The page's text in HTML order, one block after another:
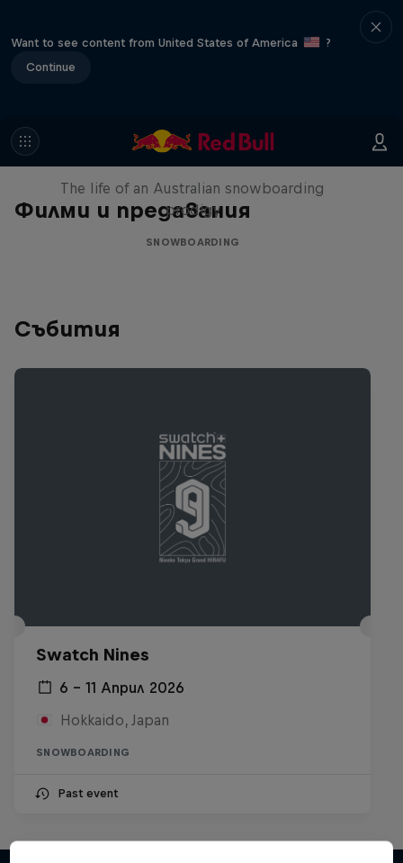
Want to see content from United States of America
?
Continue
Филми и предавания
Volare: Valentino Guseli
The life of an Australian snowboarding
prodigy
SNOWBOARDING
Събития
Swatch Nines
6 – 11 Април 2026
Hokkaido, Japan
SNOWBOARDING
Past event